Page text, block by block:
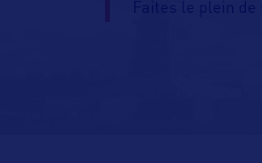
Faites le plein de